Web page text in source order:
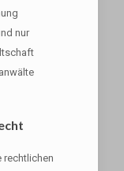
nur
rechtlichen